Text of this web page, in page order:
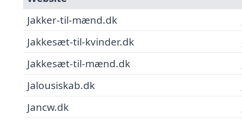
Jakker-til-mænd.dk
Jakkesæt-til-kvinder.dk
Jakkesæt-til-mænd.dk
Jalousiskab.dk
Jancw.dk